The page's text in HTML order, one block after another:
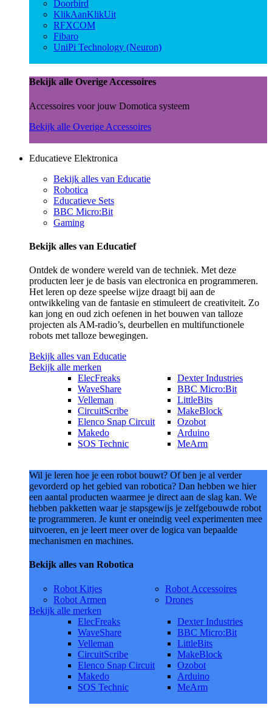
Doorbird
KlikAanKlikUit
RFXCOM
Fibaro
UniPi Technology (Neuron)
Bekijk alle Overige Accessoires
Accessoires voor jouw Domotica systeem
Bekijk alle Overige Accessoires
Educatieve Elektronica
Bekijk alles van Educatie
Robotica
Educatieve Sets
BBC Micro:Bit
Gaming
Bekijk alles van Educatief
Ontdek de wondere wereld van de techniek. Met deze
producten leer je de basis van electronica en programmeren.
Het leren op deze speelse wijze draagt bij aan de
ontwikkeling van de fantasie en stimuleert de creativiteit. Zo
kan jong en oud zich oefenen in het bouwen van talloze
projecten als AM-radio’s, deurbellen en multifunctionele
robots met talloze bewegingen.
Bekijk alles van Educatie
Bekijk alle merken
ElecFreaks
WaveShare
Velleman
CircuitScribe
Elenco Snap Circuit
Makedo
SOS Technic
Dexter Industries
BBC Micro:Bit
LittleBits
MakeBlock
Ozobot
Arduino
MeArm
Wil je leren hoe je een robot bouwt? Of ben je al verder
gevorderd op het gebied van robotica? Dan hebben we hier
een aantal producten waarmee je direct aan de slag kan. We
hebben pakketten waar je stapsgewijs je zelfgebouwde robot
te programmeren. Je kunt er oneindig veel experimenten mee
uitvoeren, en je leert meer over de logica van bepaalde
mechanismen en machines.
Bekijk alles van Robotica
Robot Kitjes
Robot Armen
Robot Accessoires
Drones
Bekijk alle merken
ElecFreaks
WaveShare
Velleman
CircuitScribe
Elenco Snap Circuit
Makedo
SOS Technic
Dexter Industries
BBC Micro:Bit
LittleBits
MakeBlock
Ozobot
Arduino
MeArm